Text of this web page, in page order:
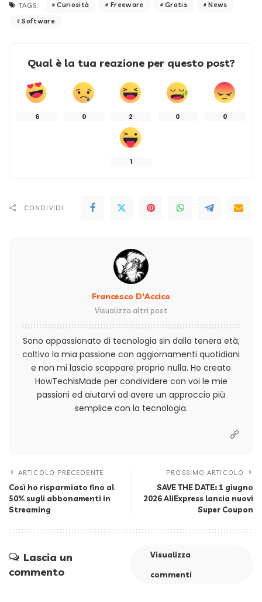
TAGS: Curiosità Freeware Gratis
News
Software
Qual è la tua reazione per questo post?
6 0 2 0 0
1
CONDIVIDI
Francesco D'Accico
Visualizza altri post
Sono appassionato di tecnologia sin dalla tenera età,
coltivo la mia passione con aggiornamenti quotidiani
e non mi lascio scappare proprio nulla. Ho creato
HowTechIsMade per condividere con voi le mie
passioni ed aiutarvi ad avere un approccio più
semplice con la tecnologia.
ARTICOLO PRECEDENTE
Così ho risparmiato fino al
50% sugli abbonamenti in
Streaming
PROSSIMO ARTICOLO
SAVE THE DATE: 1 giugno
2026 AliExpress lancia nuovi
Super Coupon
Lascia un
commento
Visualizza
commenti